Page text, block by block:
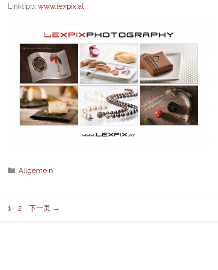
Linktipp: www.lexpix.at
分
Allgemein
页
1
页
2 下一页 →